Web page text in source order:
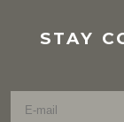
STAY